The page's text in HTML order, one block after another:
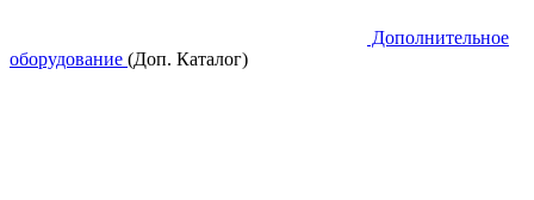
Дополнительное
оборудование (Доп. Каталог)